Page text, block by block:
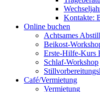
Kontakte:
Online buchen
Achtsames
Beikost-
Erste-Hilfe-Kurs
Schlaf-Workshop
Café/Vermietung
Vermietung